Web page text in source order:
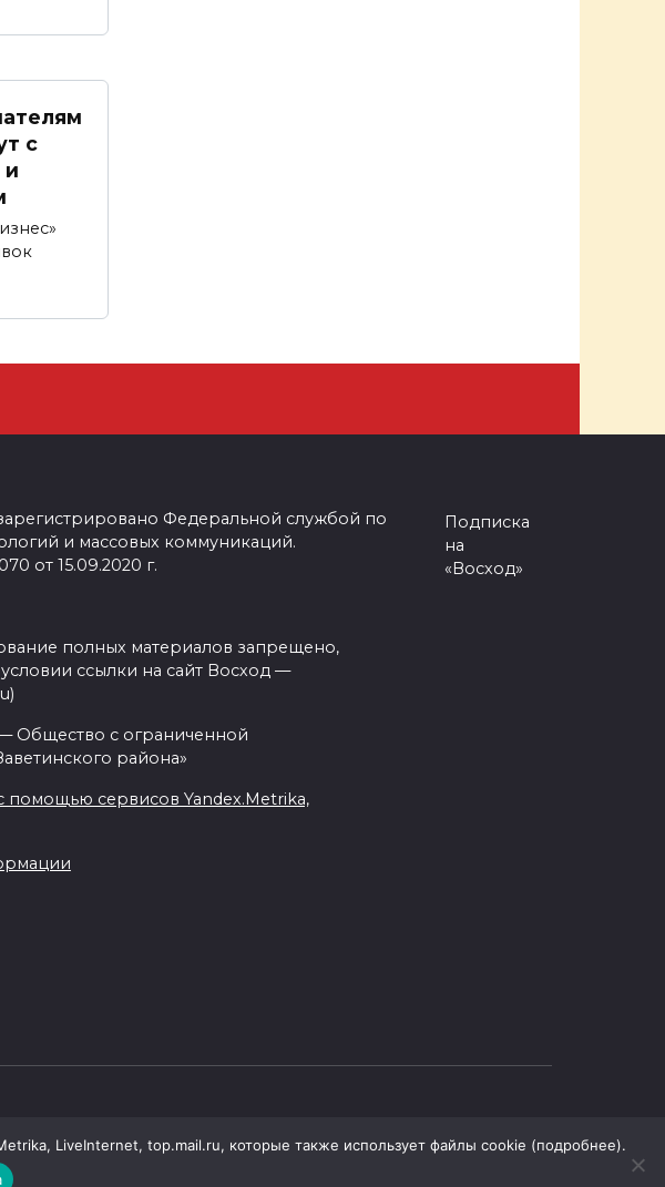
с
и
Федеральной службой по
и массовых коммуникаций.
от 15.09.2020 г.
полных материалов запрещено,
ссылки на сайт Восход —
Общество с ограниченной
района»
помощью сервисов Yandex.Metrika,
Подписка
на
«Восход»
LiveInternet, top.mail.ru, которые также использует файлы cookie (подробнее).